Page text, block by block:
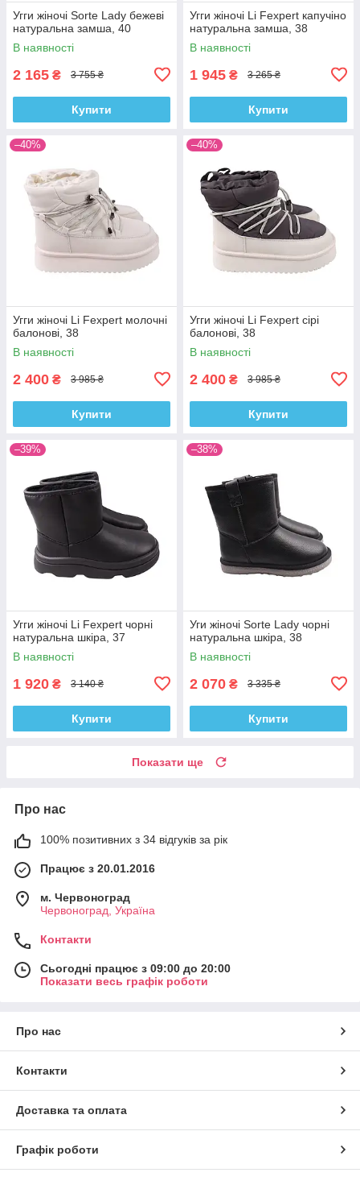
Угги жіночі Sorte Lady бежеві
натуральна замша, 40
В наявності
2 165 ₴ 3 755 ₴
Купити
Угги жіночі Li Fexpert капучіно
натуральна замша, 38
В наявності
1 945 ₴ 3 265 ₴
Купити
–40%
Угги жіночі Li Fexpert молочні
балонові, 38
В наявності
2 400 ₴ 3 985 ₴
Купити
–40%
Угги жіночі Li Fexpert сірі
балонові, 38
В наявності
2 400 ₴ 3 985 ₴
Купити
–39%
Угги жіночі Li Fexpert чорні
натуральна шкіра, 37
В наявності
1 920 ₴ 3 140 ₴
Купити
–38%
Уги жіночі Sorte Lady чорні
натуральна шкіра, 38
В наявності
2 070 ₴ 3 335 ₴
Купити
Показати ще
Про нас
100% позитивних з 34 відгуків за рік
Працює з 20.01.2016
м. Червоноград
Червоноград, Україна
Контакти
Сьогодні працює з 09:00 до 20:00
Показати весь графік роботи
Про нас
Контакти
Доставка та оплата
Графік роботи